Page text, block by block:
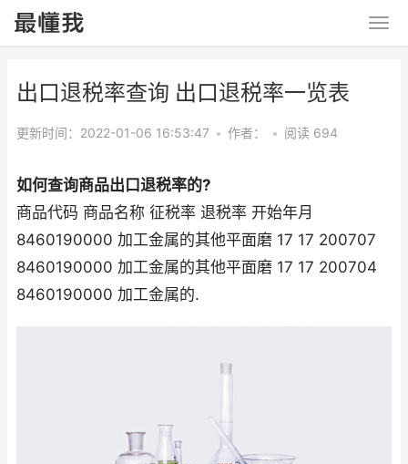
出口退税率查询 出口退税率一览表
更新时间：2022-01-06 16:53:47 • 作者： • 阅读 694
如何查询商品出口退税率的?
商品代码 商品名称 征税率 退税率 开始年月
8460190000 加工金属的其他平面磨 17 17 200707
8460190000 加工金属的其他平面磨 17 17 200704
8460190000 加工金属的.